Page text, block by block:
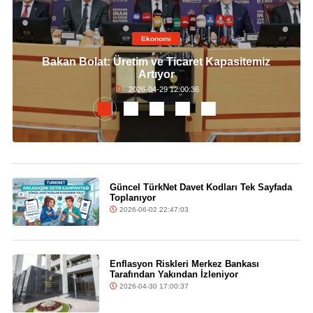
Ekonomi
Bakan Bolat: Üretim ve Ticaret Kapasitemiz
Artıyor
2026-04-29 12:00:36
Güncel TürkNet Davet Kodları Tek Sayfada
Toplanıyor
2026-06-02 22:47:03
Enflasyon Riskleri Merkez Bankası
Tarafından Yakından İzleniyor
2026-04-30 17:00:37